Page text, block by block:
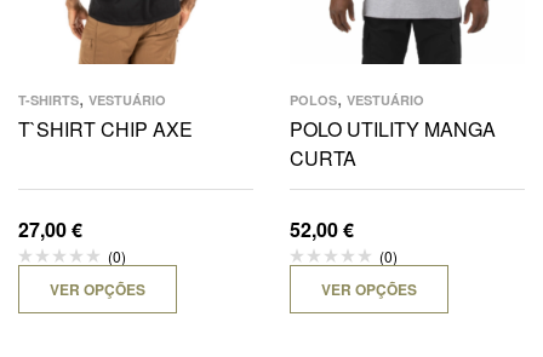
T-SHIRTS, VESTUÁRIO
T`SHIRT CHIP AXE
27,00€
(0)
VER OPÇÕES
POLOS, VESTUÁRIO
POLO UTILITY MANGA
CURTA
52,00€
(0)
VER OPÇÕES